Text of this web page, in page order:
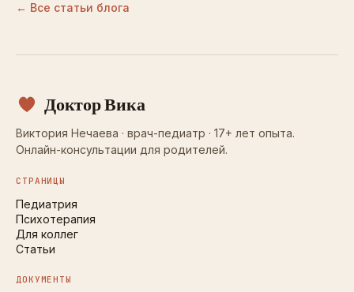
← Все статьи блога
Доктор Вика
Виктория Нечаева · врач-педиатр · 17+ лет опыта.
Онлайн-консультации для родителей.
СТРАНИЦЫ
Педиатрия
Психотерапия
Для коллег
Статьи
ДОКУМЕНТЫ